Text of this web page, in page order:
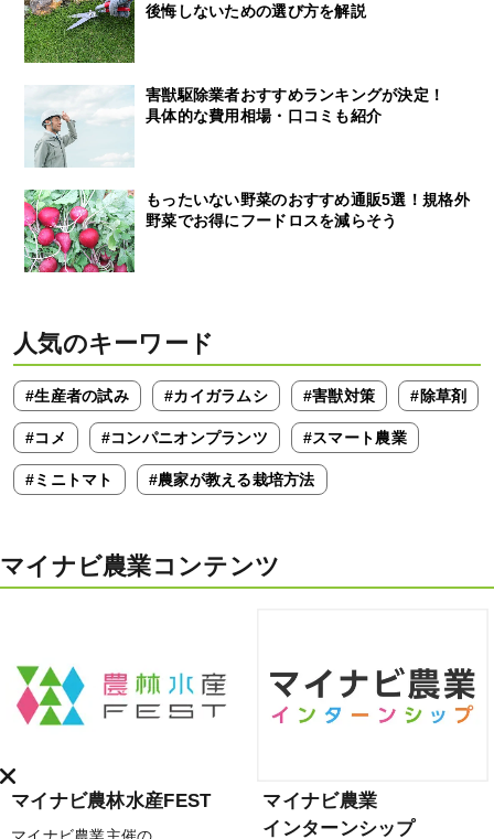
後悔しないための選び方を解説
害獣駆除業者おすすめランキングが決定！
具体的な費用相場・口コミも紹介
もったいない野菜のおすすめ通販5選！規格外
野菜でお得にフードロスを減らそう
人気のキーワード
#生産者の試み #カイガラムシ #害獣対策 #除草剤
#コメ #コンパニオンプランツ #スマート農業
#ミニトマト #農家が教える栽培方法
マイナビ農業コンテンツ
マイナビ農林水産FEST
マイナビ農業主催の
マイナビ農業
インターンシップ